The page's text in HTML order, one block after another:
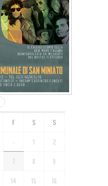
- 1 2
7 8 9
14 15 16